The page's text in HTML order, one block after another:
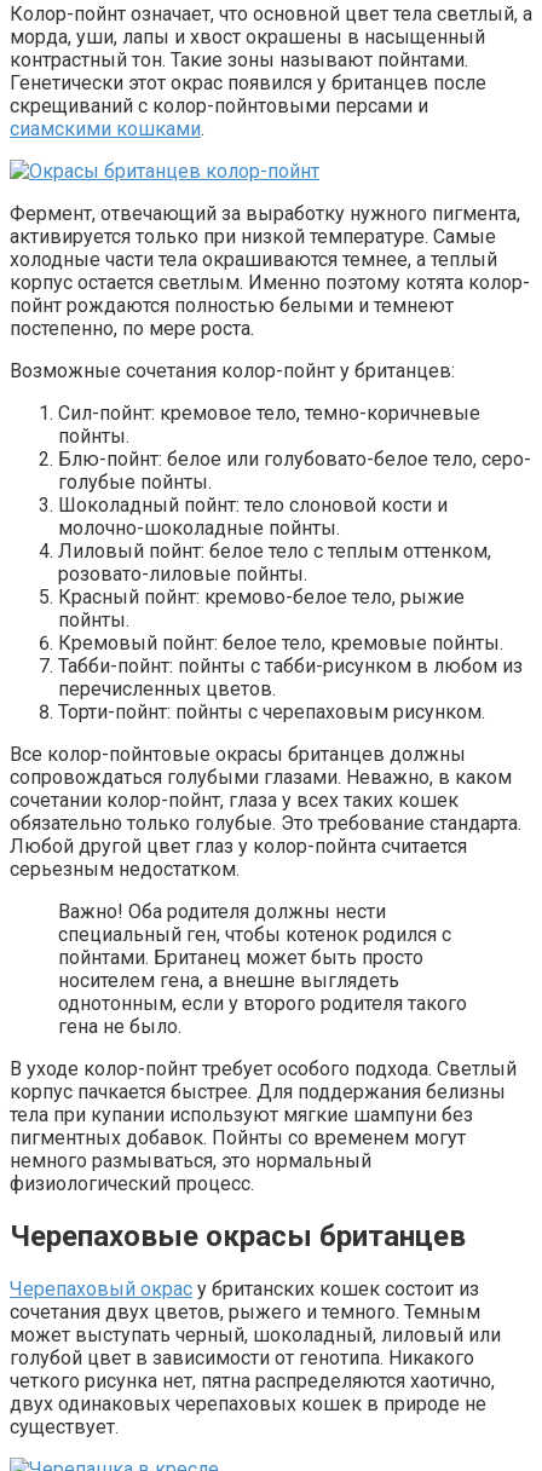
Колор-пойнт означает, что основной цвет тела светлый, а
морда, уши, лапы и хвост окрашены в насыщенный
контрастный тон. Такие зоны называют пойнтами.
Генетически этот окрас появился у британцев после
скрещиваний с колор-пойнтовыми персами и
сиамскими кошками.
Фермент, отвечающий за выработку нужного пигмента,
активируется только при низкой температуре. Самые
холодные части тела окрашиваются темнее, а теплый
корпус остается светлым. Именно поэтому котята колор-
пойнт рождаются полностью белыми и темнеют
постепенно, по мере роста.
Возможные сочетания колор-пойнт у британцев:
Сил-пойнт: кремовое тело, темно-коричневые
пойнты.
Блю-пойнт: белое или голубовато-белое тело, серо-
голубые пойнты.
Шоколадный пойнт: тело слоновой кости и
молочно-шоколадные пойнты.
Лиловый пойнт: белое тело с теплым оттенком,
розовато-лиловые пойнты.
Красный пойнт: кремово-белое тело, рыжие
пойнты.
Кремовый пойнт: белое тело, кремовые пойнты.
Табби-пойнт: пойнты с табби-рисунком в любом из
перечисленных цветов.
Торти-пойнт: пойнты с черепаховым рисунком.
Все колор-пойнтовые окрасы британцев должны
сопровождаться голубыми глазами. Неважно, в каком
сочетании колор-пойнт, глаза у всех таких кошек
обязательно только голубые. Это требование стандарта.
Любой другой цвет глаз у колор-пойнта считается
серьезным недостатком.
Важно! Оба родителя должны нести
специальный ген, чтобы котенок родился с
пойнтами. Британец может быть просто
носителем гена, а внешне выглядеть
однотонным, если у второго родителя такого
гена не было.
В уходе колор-пойнт требует особого подхода. Светлый
корпус пачкается быстрее. Для поддержания белизны
тела при купании используют мягкие шампуни без
пигментных добавок. Пойнты со временем могут
немного размываться, это нормальный
физиологический процесс.
Черепаховые окрасы британцев
Черепаховый окрас у британских кошек состоит из
сочетания двух цветов, рыжего и темного. Темным
может выступать черный, шоколадный, лиловый или
голубой цвет в зависимости от генотипа. Никакого
четкого рисунка нет, пятна распределяются хаотично,
двух одинаковых черепаховых кошек в природе не
существует.